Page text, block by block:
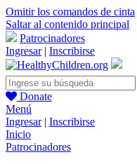
Omitir los comandos de cinta
Saltar al contenido principal
Patrocinadores
Ingresar| Inscribirse
Donate
Menú
Ingresar| Inscribirse
Inicio
Patrocinadores